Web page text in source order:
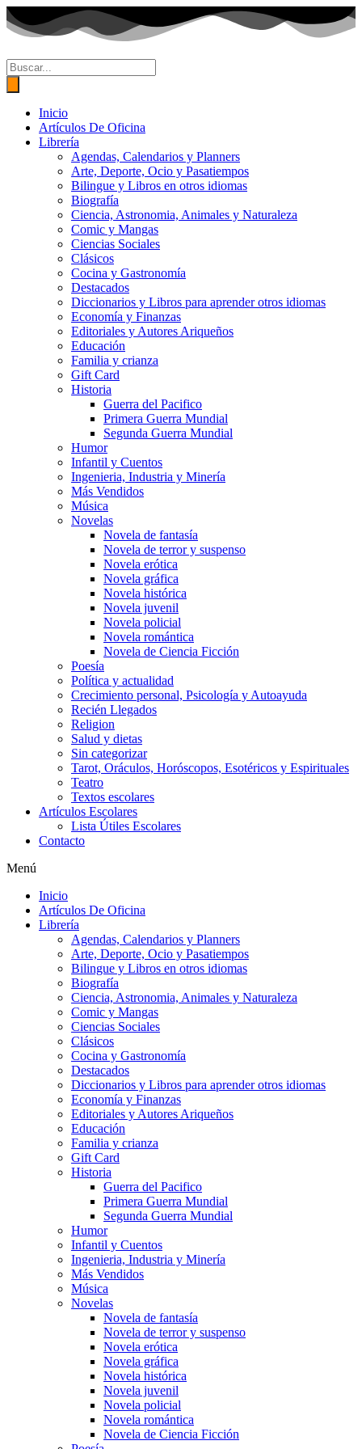
Ir
al
contenido
Búsqueda
de
productos
Inicio
Artículos De Oficina
Librería
Agendas, Calendarios y Planners
Arte, Deporte, Ocio y Pasatiempos
Bilingue y Libros en otros idiomas
Biografía
Ciencia, Astronomia, Animales y Naturaleza
Comic y Mangas
Ciencias Sociales
Clásicos
Cocina y Gastronomía
Destacados
Diccionarios y Libros para aprender otros idiomas
Economía y Finanzas
Editoriales y Autores Ariqueños
Educación
Familia y crianza
Gift Card
Historia
Guerra del Pacifico
Primera Guerra Mundial
Segunda Guerra Mundial
Humor
Infantil y Cuentos
Ingenieria, Industria y Minería
Más Vendidos
Música
Novelas
Novela de fantasía
Novela de terror y suspenso
Novela erótica
Novela gráfica
Novela histórica
Novela juvenil
Novela policial
Novela romántica
Novela de Ciencia Ficción
Poesía
Política y actualidad
Crecimiento personal, Psicología y Autoayuda
Recién Llegados
Religion
Salud y dietas
Sin categorizar
Tarot, Oráculos, Horóscopos, Esotéricos y Espirituales
Teatro
Textos escolares
Artículos Escolares
Lista Útiles Escolares
Contacto
Menú
Inicio
Artículos De Oficina
Librería
Agendas, Calendarios y Planners
Arte, Deporte, Ocio y Pasatiempos
Bilingue y Libros en otros idiomas
Biografía
Ciencia, Astronomia, Animales y Naturaleza
Comic y Mangas
Ciencias Sociales
Clásicos
Cocina y Gastronomía
Destacados
Diccionarios y Libros para aprender otros idiomas
Economía y Finanzas
Editoriales y Autores Ariqueños
Educación
Familia y crianza
Gift Card
Historia
Guerra del Pacifico
Primera Guerra Mundial
Segunda Guerra Mundial
Humor
Infantil y Cuentos
Ingenieria, Industria y Minería
Más Vendidos
Música
Novelas
Novela de fantasía
Novela de terror y suspenso
Novela erótica
Novela gráfica
Novela histórica
Novela juvenil
Novela policial
Novela romántica
Novela de Ciencia Ficción